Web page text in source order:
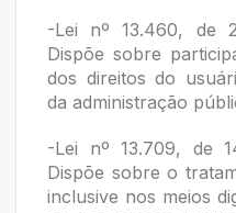
-Lei nº 13.460, de
Dispõe sobre
dos direitos do
da administração
-Lei nº 13.709, de
Dispõe sobre o
inclusive nos meios